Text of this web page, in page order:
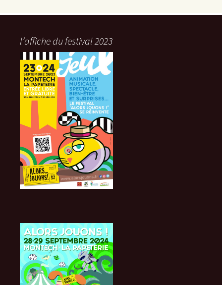
l’affiche du festival 2023